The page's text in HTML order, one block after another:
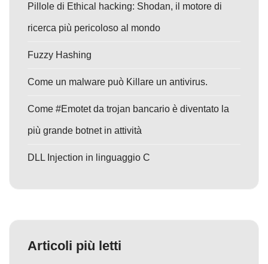
Pillole di Ethical hacking: Shodan, il motore di
ricerca più pericoloso al mondo
Fuzzy Hashing
Come un malware può Killare un antivirus.
Come #Emotet da trojan bancario è diventato la
più grande botnet in attività
DLL Injection in linguaggio C
Articoli più letti